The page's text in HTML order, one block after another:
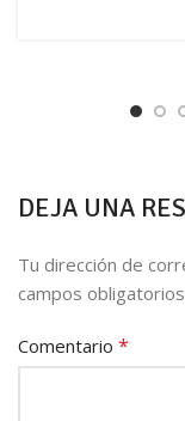
DEJA UNA
Tu dirección de
campos
Comentario *